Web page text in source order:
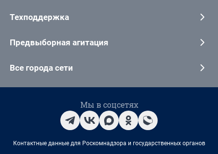
Техподдержка
Предвыборная агитация
Все города сети
Мы в соцсетях
Контактные данные для Роскомнадзора и государственных органов